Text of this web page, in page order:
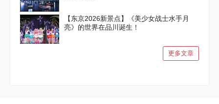
【东京2026新景点】《美少女战士水手月
亮》的世界在品川诞生！
更多文章